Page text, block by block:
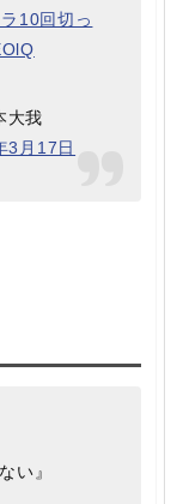
10回切っ
大我
3月17日
い』